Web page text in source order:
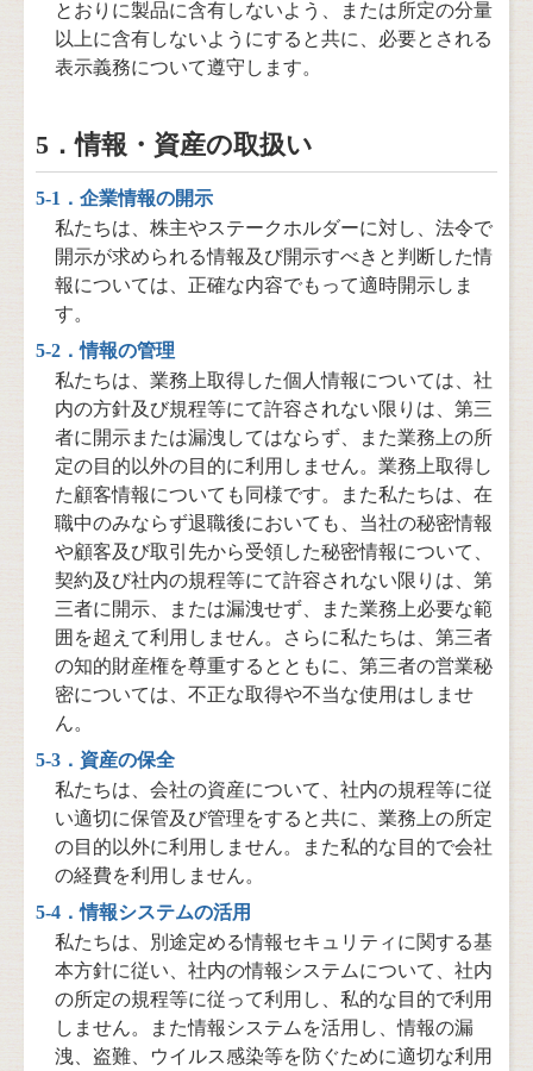
とおりに製品に含有しないよう、または所定の分量
以上に含有しないようにすると共に、必要とされる
表⽰義務について遵守します。
5．情報・資産の取扱い
5-1．企業情報の開示
私たちは、株主やステークホルダーに対し、法令で
開⽰が求められる情報及び開示すべきと判断した情
報については、正確な内容でもって適時開示しま
す。
5-2．情報の管理
私たちは、業務上取得した個人情報については、社
内の方針及び規程等にて許容されない限りは、第三
者に開示または漏洩してはならず、また業務上の所
定の目的以外の目的に利用しません。業務上取得し
た顧客情報についても同様です。また私たちは、在
職中のみならず退職後においても、当社の秘密情報
や顧客及び取引先から受領した秘密情報について、
契約及び社内の規程等にて許容されない限りは、第
三者に開示、または漏洩せず、また業務上必要な範
囲を超えて利⽤しません。さらに私たちは、第三者
の知的財産権を尊重するとともに、第三者の営業秘
密については、不正な取得や不当な使用はしませ
ん。
5-3．資産の保全
私たちは、会社の資産について、社内の規程等に従
い適切に保管及び管理をすると共に、業務上の所定
の目的以外に利⽤しません。また私的な⽬的で会社
の経費を利⽤しません。
5-4．情報システムの活用
私たちは、別途定める情報セキュリティに関する基
本方針に従い、社内の情報システムについて、社内
の所定の規程等に従って利用し、私的な目的で利用
しません。また情報システムを活用し、情報の漏
洩、盗難、ウイルス感染等を防ぐために適切な利用